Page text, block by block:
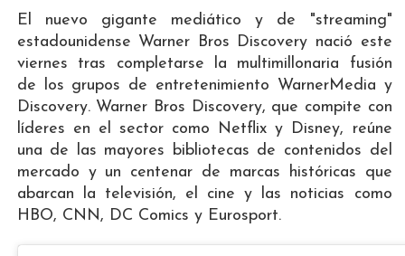
El nuevo gigante mediático y de "streaming"
estadounidense Warner Bros Discovery nació este
viernes tras completarse la multimillonaria fusión
de los grupos de entretenimiento WarnerMedia y
Discovery. Warner Bros Discovery, que compite con
líderes en el sector como Netflix y Disney, reúne
una de las mayores bibliotecas de contenidos del
mercado y un centenar de marcas históricas que
abarcan la televisión, el cine y las noticias como
HBO, CNN, DC Comics y Eurosport.